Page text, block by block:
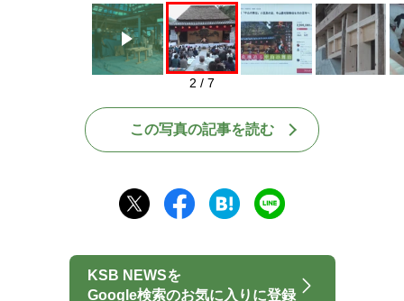
2 / 7
この写真の記事を読む
KSB NEWSを
Google検索のお気に入りに登録